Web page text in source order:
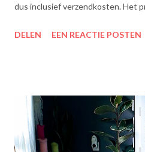
dus inclusief verzendkosten. Het
theesmaken van Lipton: voor een
mengsel van zonnebloem-,
Omega’s 3 & 6 die goed zijn voor
& 6 zijn meervoudig onverzadigde
DELEN EEN REACTIE POSTEN